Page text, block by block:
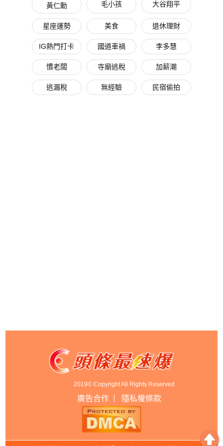
黃仁勳 毛小孩 大谷翔平
星座運勢 美食 退休理財
IG熱門打卡 國道車禍 李多慧
慣老闆 寺廟逃稅 加薪潮
逃漏稅 無經驗 民宿偷拍
2019© Copyright All Rights Reserved
廣告合作 隱私權條款